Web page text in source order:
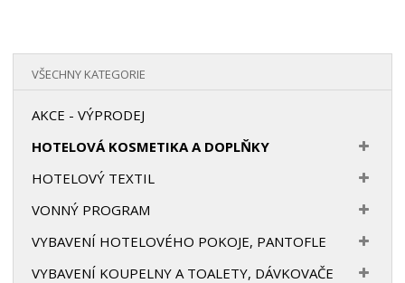
VŠECHNY KATEGORIE
AKCE - VÝPRODEJ
HOTELOVÁ KOSMETIKA A DOPLŇKY
HOTELOVÝ TEXTIL
VONNÝ PROGRAM
VYBAVENÍ HOTELOVÉHO POKOJE, PANTOFLE
VYBAVENÍ KOUPELNY A TOALETY, DÁVKOVAČE